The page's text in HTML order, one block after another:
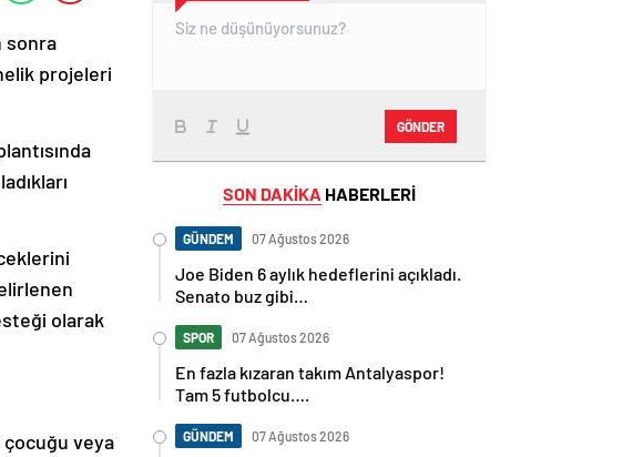
sonra
projeleri
olarak
çocuğu veya
GÖNDER
SON DAKİKA HABERLERİ
GÜNDEM 07 Ağustos 2026
Joe Biden 6 aylık hedeflerini açıkladı.
Senato buz gibi…
SPOR 07 Ağustos 2026
En fazla kızaran takım Antalyaspor!
Tam 5 futbolcu….
GÜNDEM 07 Ağustos 2026